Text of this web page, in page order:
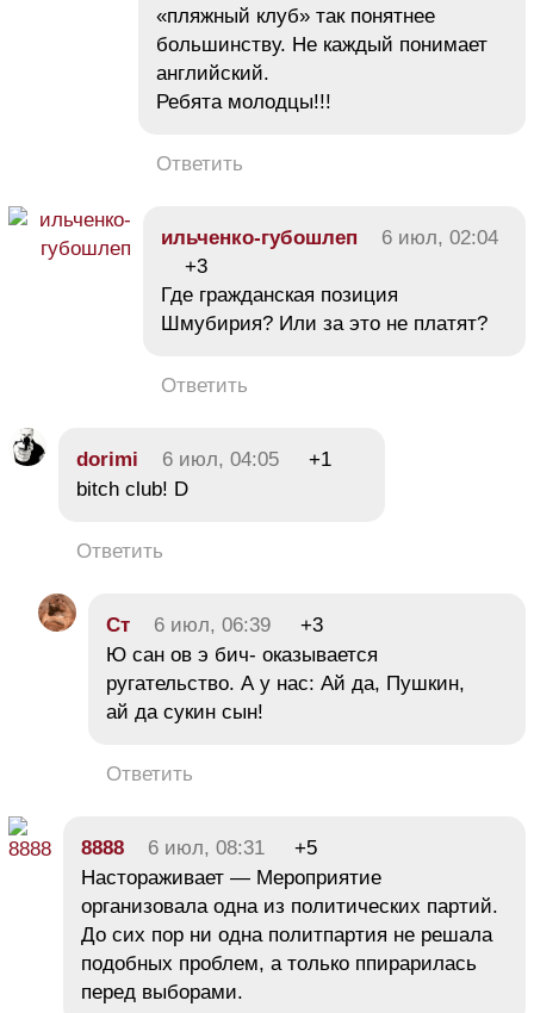
«пляжный клуб» так понятнее
большинству. Не каждый понимает
английский.
Ребята молодцы!!!
Ответить
ильченко-губошлеп
6 июл, 02:04
+3
Где гражданская позиция
Шмубирия? Или за это не платят?
Ответить
dorimi 6 июл, 04:05
+1
bitch club! D
Ответить
Ст 6 июл, 06:39
+3
Ю сан ов э бич- оказывается
ругательство. А у нас: Ай да, Пушкин,
ай да сукин сын!
Ответить
8888 6 июл, 08:31
+5
Настораживает — Мероприятие
организовала одна из политических партий.
До сих пор ни одна политпартия не решала
подобных проблем, а только ппирарилась
перед выборами.